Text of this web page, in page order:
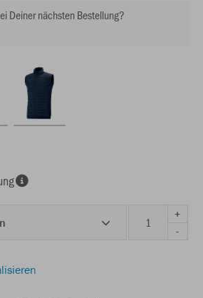
Deiner nächsten Bestellung?
+
-